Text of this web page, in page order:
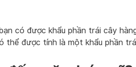
có được khẩu phần trái cây
thể được tính là một khẩu phần